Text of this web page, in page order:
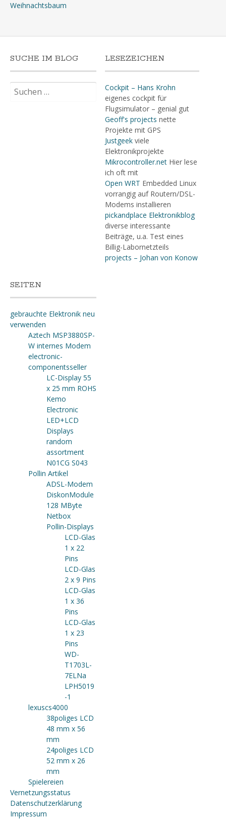
Weihnachtsbaum
SUCHE IM BLOG
nach:
LESEZEICHEN
Cockpit – Hans Krohn
eigenes cockpit für
Flugsimulator – genial gut
Geoff's projects nette
Projekte mit GPS
Justgeekviele
Elektronikprojekte
Mikrocontroller.netHier lese
ich oft mit
Open WRT Embedded Linux
vorrangig auf Routern/DSL-
Modems installieren
pickandplace Elektronikblog
diverse interessante
Beiträge, u.a. Test eines
Billig-Labornetzteils
projects – Johan von Konow
SEITEN
gebrauchte Elektronik neu
verwenden
Aztech MSP3880SP-
W internes Modem
electronic-
componentsseller
LC-Display 55
x 25 mm ROHS
Kemo
Electronic
LED+LCD
Displays
random
assortment
N01CG S043
Pollin Artikel
ADSL-Modem
DiskonModule
128 MByte
Netbox
Pollin-Displays
LCD-Glas
1 x 22
Pins
LCD-Glas
2 x 9 Pins
LCD-Glas
1 x 36
Pins
LCD-Glas
1 x 23
Pins
WD-
T1703L-
7ELNa
LPH5019
-1
lexuscs4000
38poliges LCD
48 mm x 56
mm
24poliges LCD
52 mm x 26
mm
Spielereien
Vernetzungsstatus
Datenschutzerklärung
Impressum